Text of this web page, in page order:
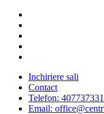
Skip
main
content
Inchiriere sali
Contact
Telefon:
Email: